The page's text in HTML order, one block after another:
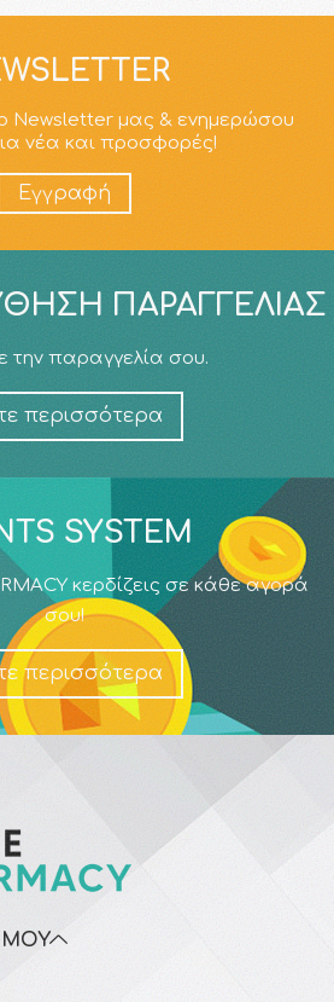
Newsletter μας & ενημερώσου
νέα και προσφορές!
Εγγραφή
ΠΑΡΑΓΓΕΛΊΑΣ
την παραγγελία σου.
περισσότερα
SYSTEM
κερδίζεις σε κάθε αγορά
σου!
περισσότερα
ΜΟΥ